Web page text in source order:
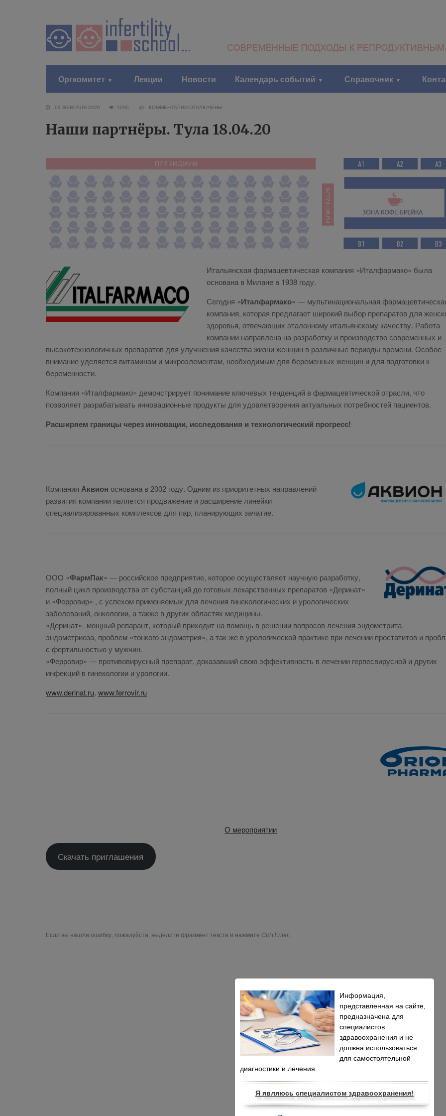
Оргкомитет Лекции Новости Календарь событий Справочник
03 ФЕВРАЛЯ 2020 1290 КОММЕНТАРИИ ОТКЛЮЧЕНЫ
Наши партнёры. Тула 18.04.20
Итальянская фармацевтическая компания «Италфармако» была
основана в Милане в 1938 году.
Сегодня «Италфармако» — мультинациональная
компания, которая предлагает широкий выбор препаратов для
здоровья, отвечающих эталонному итальянскому качеству. Работа
компании направлена на разработку и производство современных и
высокотехнологичных препаратов для улучшения качества жизни женщин в различные периоды времени. Особое
внимание уделяется витаминам и микроэлементам, необходимым для беременных женщин и для подготовки к
беременности.
Компания «Италфармако» демонстрирует понимание ключевых тенденций в фармацевтической отрасли, что
позволяет разрабатывать инновационные продукты для удовлетворения актуальных потребностей пациентов.
Расширяем границы через инновации, исследования и технологический прогресс!
Компания Аквион основана в 2002 году. Одним из приоритетных направлений
развития компании является продвижение и расширение линейки
специализированных комплексов для пар, планирующих зачатие.
ООО «ФармПак» — российское предприятие, которое осуществляет научную разработку,
полный цикл производства от субстанций до готовых лекарственных препаратов «Деринат»
и «Ферровир» , с успехом применяемых для лечения гинекологических и урологических
заболеваний, онкологии, а также в других областях медицины.
«Деринат»- мощный репарант, который приходит на помощь в решении вопросов лечения эндометрита,
эндометриоза, проблем «тонкого эндометрия», а так-же в урологической практике при лечении простатитов и
с фертильностью у мужчин.
«Ферровир» — противовирусный препарат, доказавший свою эффективность в лечении герпесвирусной и других
инфекций в гинекологии и урологии.
www.derinat.ru, www.ferrovir.ru
О мероприятии
Скачать приглашения
Если вы нашли ошибку, пожалуйста, выделите фрагмент текста и нажмите Ctrl+Enter.
Информация,
представленная на сайте,
предназначена для
специалистов
здравоохранения и не
должна использоваться
для самостоятельной
диагностики и лечения.
Я являюсь специалистом здравоохранения!